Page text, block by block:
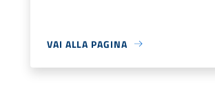
VAI ALLA PAGINA